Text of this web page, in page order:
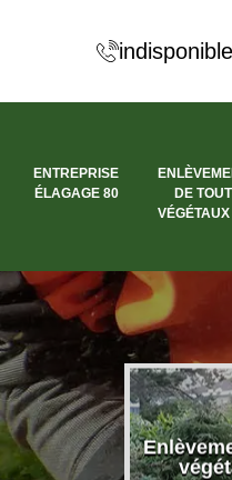
indisponible
ENTREPRISE
ÉLAGAGE 80
DE TOUT
élagage